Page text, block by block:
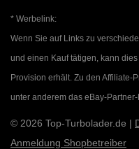
* Werbelink:
Wenn Sie auf Links zu
und einen Kauf tätigen, kann
Provision erhält. Zu den Affiliate-
unter anderem das eBay-
© 2026 Top-Turbolader.de |
Anmeldung Shopbetreiber